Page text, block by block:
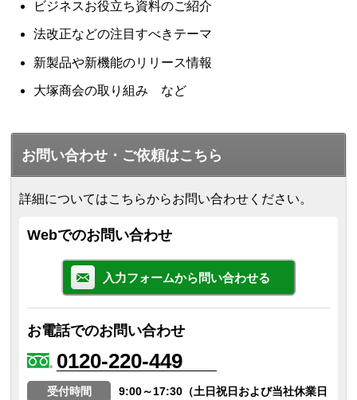
ビジネスお役立ち資料のご紹介
法改正などの注目すべきテーマ
新製品や新機能のリリース情報
大塚商会の取り組み など
お問い合わせ・ご依頼はこちら
詳細についてはこちらからお問い合わせください。
Webでのお問い合わせ
入力フォームから問い合わせる
お電話でのお問い合わせ
0120-220-449
受付時間
9:00～17:30（土日祝日および当社休業日